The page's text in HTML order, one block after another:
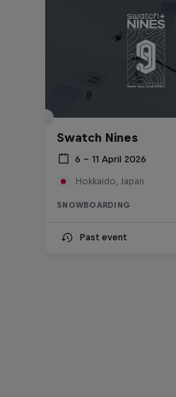
Swatch Nines
6 – 11 April 2026
Hokkaido, Japan
SNOWBOARDING
Past event